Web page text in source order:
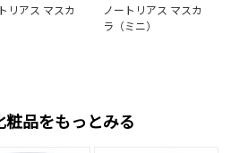
リアス マスカ
ノートリアス マスカ
ラ（ミニ）
粧品をもっとみる